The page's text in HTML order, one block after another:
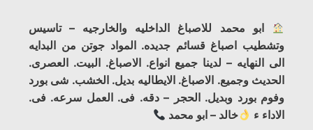
ابو محمد للاصباغ الداخليه والخارجيه – تاسيس
وتشطيب اصباغ قسائم جديده. المواد جوتن من البدايه
الى النهايه – لدينا جميع انواع. الاصباغ. البيت. العصرى.
الحديث وجميع. الاصباغ. الايطاليه بديل. الخشب. شى بورد
وفوم بورد وبديل. الحجر – دقه. فى. العمل سرعه. فى.
الاداء ء
خالد – ابو محمد